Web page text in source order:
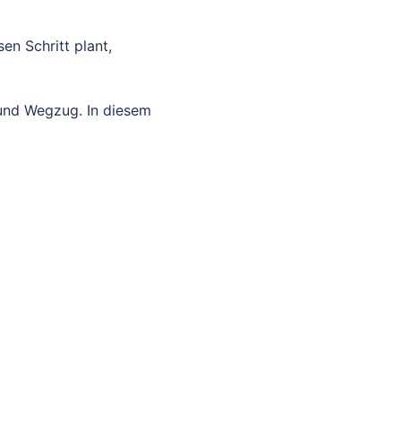
Schritt plant,
Wegzug. In diesem